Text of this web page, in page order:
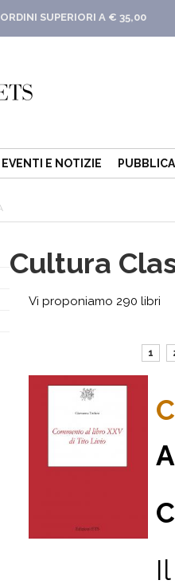
SUPERIORI A € 35,00
EVENTI E NOTIZIE
Cultura
Vi proponiamo 290 libri
1